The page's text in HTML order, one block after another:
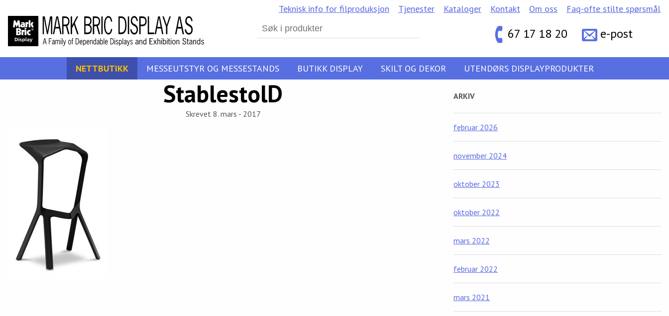
Search
for:
67 17 18 20 e-post
Teknisk info for filproduksjon Tjenester Kataloger Kontakt Om oss Faq-ofte stilte spørsmål
NETTBUTIKK MESSEUTSTYR OG MESSESTANDS BUTIKK DISPLAY SKILT OG DEKOR UTENDØRS DISPLAYPRODUKTER
StablestolD
Skrevet 8. mars - 2017
ARKIV
februar 2026
november 2024
oktober 2023
oktober 2022
mars 2022
februar 2022
mars 2021